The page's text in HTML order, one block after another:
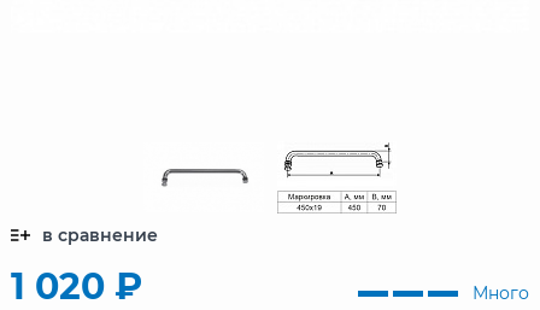
в сравнение
1 020 ₽ Много